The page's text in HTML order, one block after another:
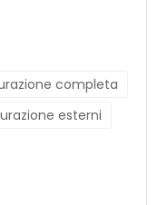
completa
esterni